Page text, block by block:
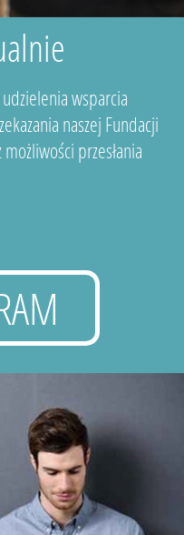
wsparcia
naszej Fundacji
przesłania